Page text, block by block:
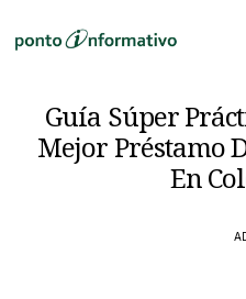
Guía Súper
Mejor Préstamo
En